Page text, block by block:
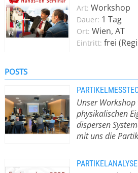
Art: Workshop
Dauer: 1 Tag
Ort: Wien, AT
Eintritt: frei
POSTS
Unser
physikalischen
dispersen
mit uns die
über die
von dispersen